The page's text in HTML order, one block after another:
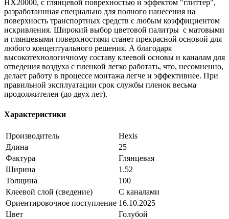
НХ20000, с глянцевой поврехностью и эффектом "глиттер",
разработаннная специально для полного нанесения на
поверхность транспортных средств с любым коэффициентом
искривления. Широкий выбор цветовой палитры с матовыми
и глянцевыми поверхностями станет прекрасной основой для
любого концептуального решения. А благодаря
высокотехнологичному составу клеевой основы и каналам для
отведения воздуха с пленкой легко работать, что, несомненно,
делает работу в процессе монтажа легче и эффективнее. При
правильной эксплуатации срок службы пленок весьма
продолжителен (до двух лет).
Характеристики
Производитель
Hexis
Длина
25
Фактура
Глянцевая
Ширина
1.52
Толщина
100
Клеевой слой (сведение)
С каналами
Ориентировочное поступление 16.10.2025
Цвет
Голубой